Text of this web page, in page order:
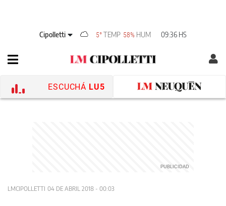
Cipolletti 5°TEMP 58% HUM 09:36 HS
ESCUCHÁ LU5
LMCIPOLLETTI 04 DE ABRIL 2018 - 00:03